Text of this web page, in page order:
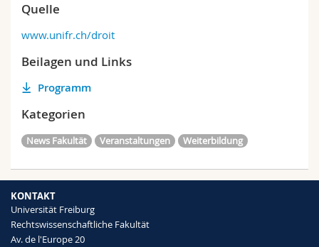
Quelle
www.unifr.ch/droit
Beilagen und Links
Programm
Kategorien
News Fakultät Veranstaltungen Weiterbildung
KONTAKT
Universität Freiburg
Rechtswissenschaftliche Fakultät
Av. de l'Europe 20